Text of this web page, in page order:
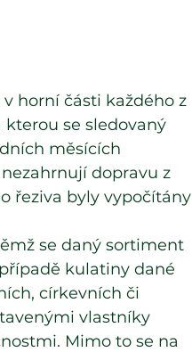
horní části každého z
se sledovaný
měsících
dopravu z
řeziva byly vypočítány
se daný sortiment
kulatiny dané
církevních či
vlastníky
Mimo to se na